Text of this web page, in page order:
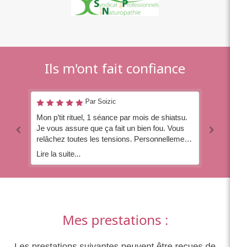
Ils m'ont fait confiance
Par Soizic
Mon p’tit rituel, 1 séance par mois de shiatsu.
Je vous assure que ça fait un bien fou. Vous
relâchez toutes les tensions. Personnellement
ça m’a redonné de l’énergie. Geraldine est très
et tellement essentiel. Merci Geraldine
Lire la suite...
Mes prestations :